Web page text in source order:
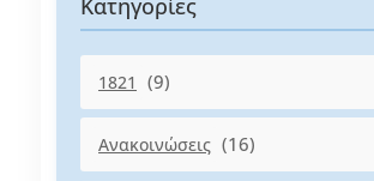
Κατηγορίες
1821 (9)
Ανακοινώσεις (16)